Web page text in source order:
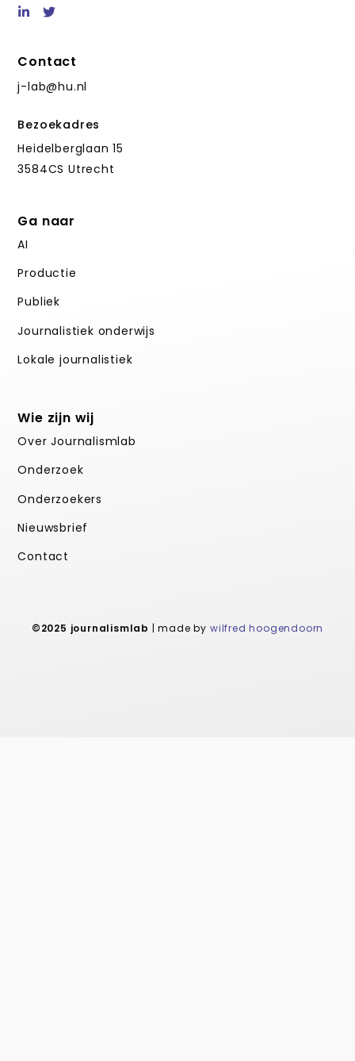
Contact
j-lab@hu.nl
Bezoekadres
Heidelberglaan 15
3584CS Utrecht
Ga naar
AI
Productie
Publiek
Journalistiek onderwijs
Lokale journalistiek
Wie zijn wij
Over Journalismlab
Onderzoek
Onderzoekers
Nieuwsbrief
Contact
©2025 journalismlab | made by wilfred hoogendoorn